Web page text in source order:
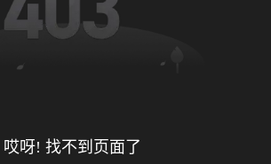
哎呀! 找不到页面了